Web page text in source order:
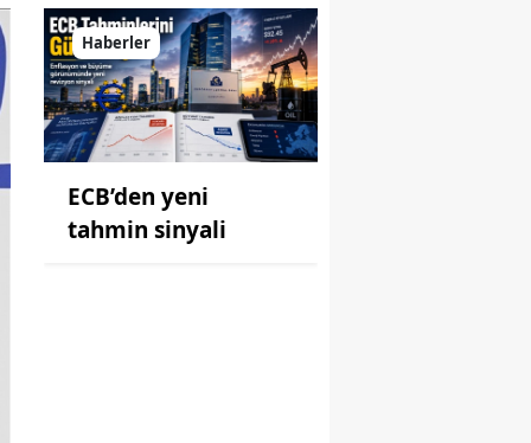
Haberler
ECB’den yeni
tahmin sinyali